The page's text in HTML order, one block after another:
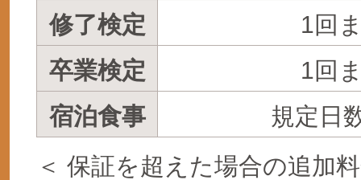
修了検定
1回
卒業検定
1回
宿泊食事
規定日
＜ 保証を超えた場合の追加